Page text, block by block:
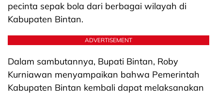
pecinta sepak bola dari berbagai wilayah di
Kabupaten Bintan.
ADVERTISEMENT
Dalam sambutannya, Bupati Bintan, Roby
Kurniawan menyampaikan bahwa Pemerintah
Kabupaten Bintan kembali dapat melaksanakan